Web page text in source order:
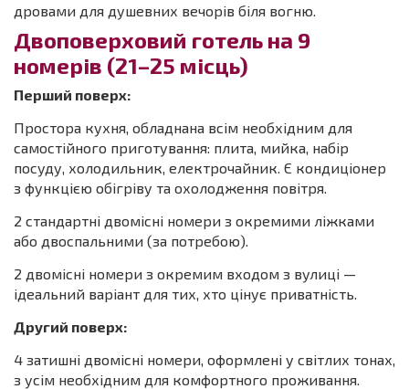
дровами для душевних вечорів біля вогню.
Двоповерховий готель на 9
номерів (21–25 місць)
Перший поверх:
Простора кухня, обладнана всім необхідним для
самостійного приготування: плита, мийка, набір
посуду, холодильник, електрочайник. Є кондиціонер
з функцією обігріву та охолодження повітря.
2 стандартні двомісні номери з окремими ліжками
або двоспальними (за потребою).
2 двомісні номери з окремим входом з вулиці —
ідеальний варіант для тих, хто цінує приватність.
Другий поверх:
4 затишні двомісні номери, оформлені у світлих тонах,
з усім необхідним для комфортного проживання.